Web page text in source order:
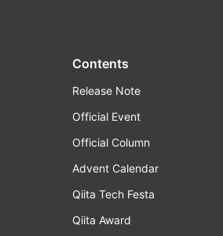
Contents
Release Note
Official Event
Official Column
Advent Calendar
Qiita Tech Festa
Qiita Award